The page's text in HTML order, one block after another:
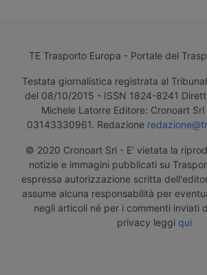
TE Trasporto Europa - Portale del
Testata giornalistica registrata al
del 08/10/2015 - ISSN 1824-8241
Michele Latorre Editore: Cronoart
03143330961. Redazione
© 2020 Cronoart Srl - E' vietata la
notizie e immagini pubblicati su
espressa autorizzazione scritta
assume alcuna responsabilità per
negli articoli né per i commenti inviati
privacy leggi qui